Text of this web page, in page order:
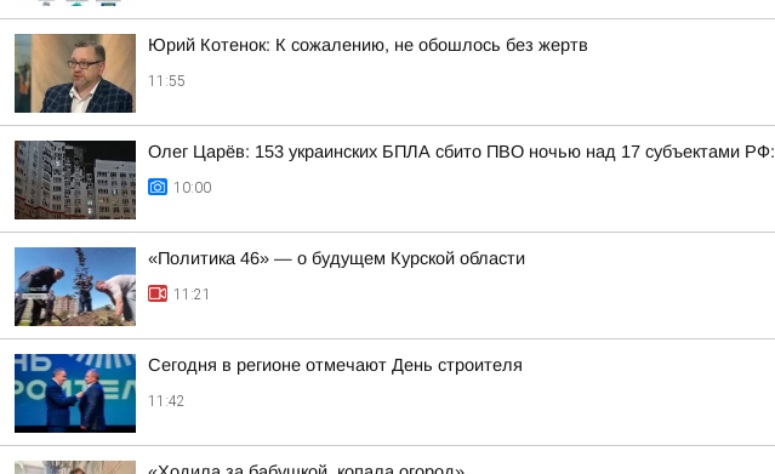
Юрий Котенок: К сожалению, не обошлось без жертв
11:55
Олег Царёв: 153 украинских БПЛА сбито ПВО ночью над 17 субъектами РФ:
10:00
«Политика 46» — о будущем Курской области
11:21
Сегодня в регионе отмечают День строителя
11:42